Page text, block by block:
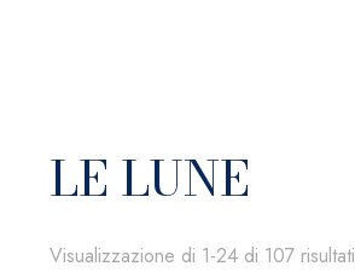
LE LUNE
Visualizzazione di 1-24 di 107 risultati